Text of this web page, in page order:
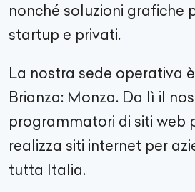
nonché soluzioni grafiche
startup e privati.
La nostra sede operativa
Brianza: Monza. Da lì il
programmatori di siti web
realizza siti internet per
tutta Italia.